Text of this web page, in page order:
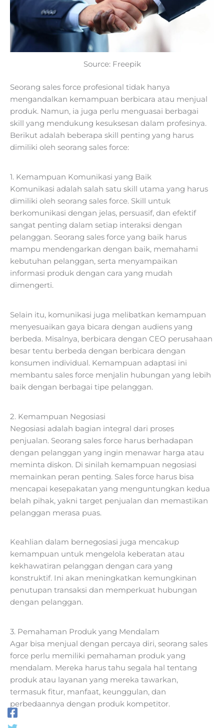
Source: Freepik
Seorang sales force profesional tidak hanya
mengandalkan kemampuan berbicara atau menjual
produk. Namun, ia juga perlu menguasai berbagai
skill yang mendukung kesuksesan dalam profesinya.
Berikut adalah beberapa skill penting yang harus
dimiliki oleh seorang sales force:
1. Kemampuan Komunikasi yang Baik
Komunikasi adalah salah satu skill utama yang harus
dimiliki oleh seorang sales force. Skill untuk
berkomunikasi dengan jelas, persuasif, dan efektif
sangat penting dalam setiap interaksi dengan
pelanggan. Seorang sales force yang baik harus
mampu mendengarkan dengan baik, memahami
kebutuhan pelanggan, serta menyampaikan
informasi produk dengan cara yang mudah
dimengerti.
Selain itu, komunikasi juga melibatkan kemampuan
menyesuaikan gaya bicara dengan audiens yang
berbeda. Misalnya, berbicara dengan CEO perusahaan
besar tentu berbeda dengan berbicara dengan
konsumen individual. Kemampuan adaptasi ini
membantu sales force menjalin hubungan yang lebih
baik dengan berbagai tipe pelanggan.
2. Kemampuan Negosiasi
Negosiasi adalah bagian integral dari proses
penjualan. Seorang sales force harus berhadapan
dengan pelanggan yang ingin menawar harga atau
meminta diskon. Di sinilah kemampuan negosiasi
memainkan peran penting. Sales force harus bisa
mencapai kesepakatan yang menguntungkan kedua
belah pihak, yakni target penjualan dan memastikan
pelanggan merasa puas.
Keahlian dalam bernegosiasi juga mencakup
kemampuan untuk mengelola keberatan atau
kekhawatiran pelanggan dengan cara yang
konstruktif. Ini akan meningkatkan kemungkinan
penutupan transaksi dan memperkuat hubungan
dengan pelanggan.
3. Pemahaman Produk yang Mendalam
Agar bisa menjual dengan percaya diri, seorang sales
force perlu memiliki pemahaman produk yang
mendalam. Mereka harus tahu segala hal tentang
produk atau layanan yang mereka tawarkan,
termasuk fitur, manfaat, keunggulan, dan
perbedaannya dengan produk kompetitor.